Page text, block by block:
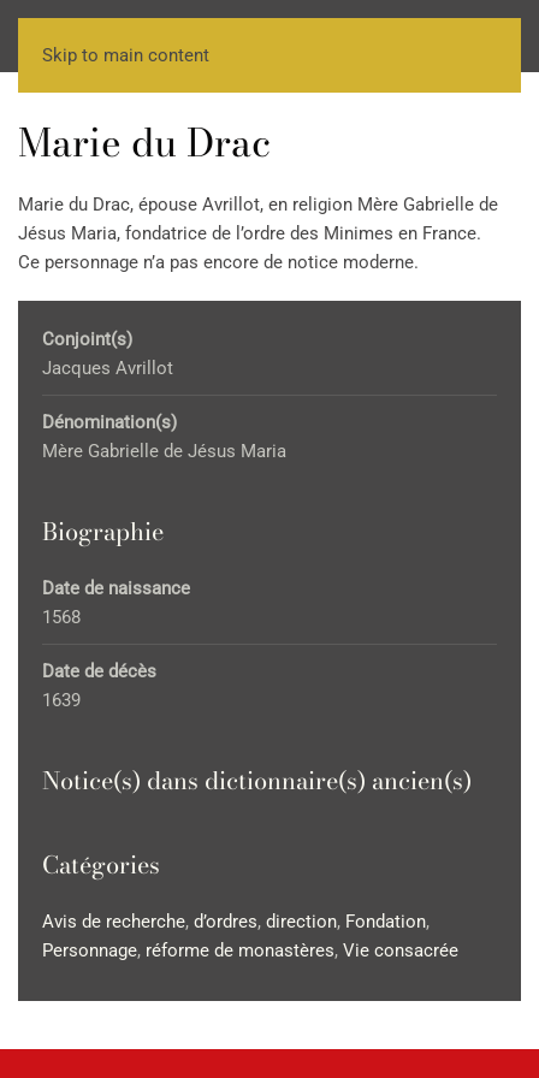
Skip to main content
Marie du Drac
Marie du Drac, épouse Avrillot, en religion Mère Gabrielle de
Jésus Maria, fondatrice de l’ordre des Minimes en France.
Ce personnage n’a pas encore de notice moderne.
Conjoint(s)
Jacques Avrillot
Dénomination(s)
Mère Gabrielle de Jésus Maria
Biographie
Date de naissance
1568
Date de décès
1639
Notice(s) dans dictionnaire(s) ancien(s)
Catégories
Avis de recherche, d’ordres, direction, Fondation,
Personnage, réforme de monastères, Vie consacrée